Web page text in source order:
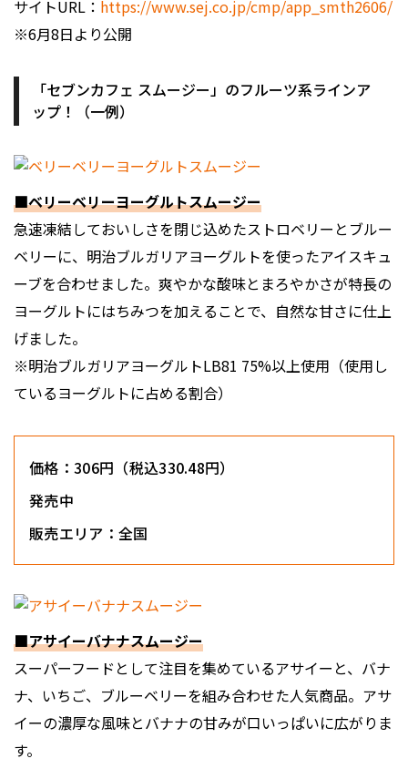
サイトURL： https://www.sej.co.jp/cmp/app_smth2606/
※6月8日より公開
「セブンカフェ スムージー」のフルーツ系ラインア
ップ！（一例）
■ベリーベリーヨーグルトスムージー
急速凍結しておいしさを閉じ込めたストロベリーとブルー
ベリーに、明治ブルガリアヨーグルトを使ったアイスキュ
ーブを合わせました。爽やかな酸味とまろやかさが特長の
ヨーグルトにはちみつを加えることで、自然な甘さに仕上
げました。
※明治ブルガリアヨーグルトLB81 75%以上使用（使用し
ているヨーグルトに占める割合）
価格：306円（税込330.48円）
発売中
販売エリア：全国
■アサイーバナナスムージー
スーパーフードとして注目を集めているアサイーと、バナ
ナ、いちご、ブルーベリーを組み合わせた人気商品。アサ
イーの濃厚な風味とバナナの甘みが口いっぱいに広がりま
す。